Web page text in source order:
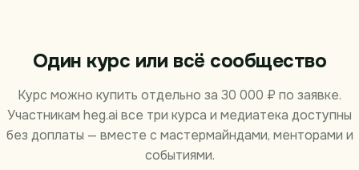
Один курс или всё сообщество
Курс можно купить отдельно за 30 000 ₽ по заявке.
Участникам heg.ai все три курса и медиатека доступны
без доплаты — вместе с мастермайндами, менторами и
событиями.